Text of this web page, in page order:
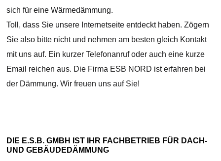
sich für eine Wärmedämmung.
Toll, dass Sie unsere Internetseite entdeckt haben. Zögern
Sie also bitte nicht und nehmen am besten gleich Kontakt
mit uns auf. Ein kurzer Telefonanruf oder auch eine kurze
Email reichen aus. Die Firma ESB NORD ist erfahren bei
der Dämmung. Wir freuen uns auf Sie!
DIE E.S.B. GMBH IST IHR FACHBETRIEB FÜR DACH-
UND GEBÄUDEDÄMMUNG